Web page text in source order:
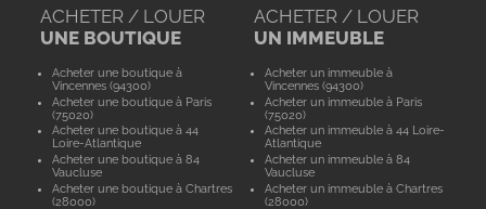
ACHETER / LOUER
UNE BOUTIQUE
Acheter une boutique à
Vincennes (94300)
Acheter une boutique à Paris
(75020)
Acheter une boutique à 44
Loire-Atlantique
Acheter une boutique à 84
Vaucluse
Acheter une boutique à Chartres
(28000)
ACHETER / LOUER
UN IMMEUBLE
Acheter un immeuble à
Vincennes (94300)
Acheter un immeuble à Paris
(75020)
Acheter un immeuble à 44 Loire-
Atlantique
Acheter un immeuble à 84
Vaucluse
Acheter un immeuble à Chartres
(28000)